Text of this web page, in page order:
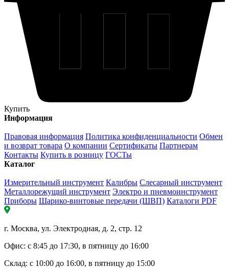
Купить
Информация
Правовая информация Политика конфиденциальности Обмен
и возврат товара О компании Сертификаты Партнерам
Контакты Купить в розницу ГОСТы
Каталог
Измерительный инструмент Калибры Слесарный инструмент
Металлорежущий инструмент Электро и пневмоинструмент
Приборы Шарико-винтовые передачи (ШВП) Каталоги PDF
г. Москва, ул. Электродная, д. 2, стр. 12
Офис: с 8:45 до 17:30, в пятницу до 16:00
Склад: с 10:00 до 16:00, в пятницу до 15:00